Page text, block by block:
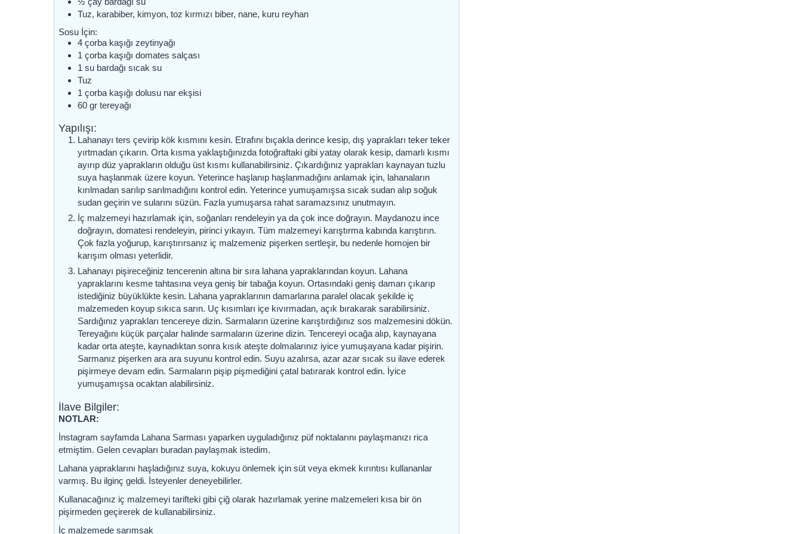
Tuz, karabiber, kimyon, toz kırmızı biber, nane, kuru reyhan
Sosu İçin:
4 çorba kaşığı zeytinyağı
1 çorba kaşığı domates salçası
1 su bardağı sıcak su
Tuz
1 çorba kaşığı dolusu nar ekşisi
60 gr tereyağı
Yapılışı:
Lahanayı ters çevirip kök kısmını kesin. Etrafını bıçakla derince kesip, dış yaprakları teker teker
yırtmadan çıkarın. Orta kısma yaklaştığınızda fotoğraftaki gibi yatay olarak kesip, damarlı kısmı
ayırıp düz yaprakların olduğu üst kısmı kullanabilirsiniz. Çıkardığınız yaprakları kaynayan tuzlu
suya haşlanmak üzere koyun. Yeterince haşlanıp haşlanmadığını anlamak için, lahanaların
kırılmadan sarılıp sarılmadığını kontrol edin. Yeterince yumuşamışsa sıcak sudan alıp soğuk
sudan geçirin ve sularını süzün. Fazla yumuşarsa rahat saramazsınız unutmayın.
İç malzemeyi hazırlamak için, soğanları rendeleyin ya da çok ince doğrayın. Maydanozu ince
doğrayın, domatesi rendeleyin, pirinci yıkayın. Tüm malzemeyi karıştırma kabında karıştırın.
Çok fazla yoğurup, karıştırırsanız iç malzemeniz pişerken sertleşir, bu nedenle homojen bir
karışım olması yeterlidir.
Lahanayı pişireceğiniz tencerenin altına bir sıra lahana yapraklarından koyun. Lahana
yapraklarını kesme tahtasına veya geniş bir tabağa koyun. Ortasındaki geniş damarı çıkarıp
istediğiniz büyüklükte kesin. Lahana yapraklarının damarlarına paralel olacak şekilde iç
malzemeden koyup sıkıca sarın. Uç kısımları içe kıvırmadan, açık bırakarak sarabilirsiniz.
Sardığınız yaprakları tencereye dizin. Sarmaların üzerine karıştırdığınız sos malzemesini dökün.
Tereyağını küçük parçalar halinde sarmaların üzerine dizin. Tencereyi ocağa alıp, kaynayana
kadar orta ateşte, kaynadıktan sonra kısık ateşte dolmalarınız iyice yumuşayana kadar pişirin.
Sarmanız pişerken ara ara suyunu kontrol edin. Suyu azalırsa, azar azar sıcak su ilave ederek
pişirmeye devam edin. Sarmaların pişip pişmediğini çatal batırarak kontrol edin. İyice
yumuşamışsa ocaktan alabilirsiniz.
İlave Bilgiler:
NOTLAR:
İnstagram sayfamda Lahana Sarması yaparken uyguladığınız püf noktalarını paylaşmanızı rica
etmiştim. Gelen cevapları buradan paylaşmak istedim.
Lahana yapraklarını haşladığınız suya, kokuyu önlemek için süt veya ekmek kırıntısı kullananlar
varmış. Bu ilginç geldi. İsteyenler deneyebilirler.
Kullanacağınız iç malzemeyi tarifteki gibi çiğ olarak hazırlamak yerine malzemeleri kısa bir ön
pişirmeden geçirerek de kullanabilirsiniz.
İç malzemede sarımsak